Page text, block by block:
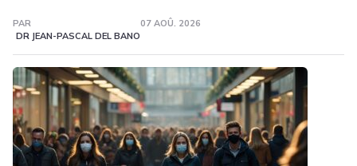
PAR
DR JEAN-PASCAL DEL BANO
07 AOÛ. 2026